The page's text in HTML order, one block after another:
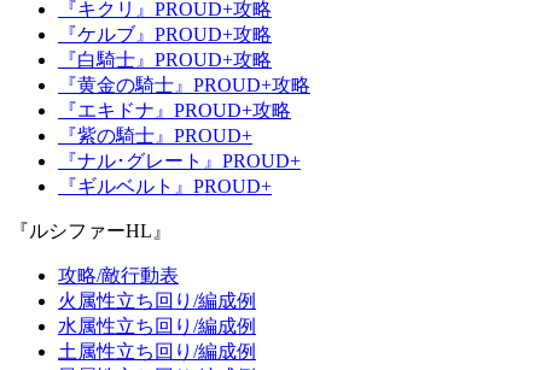
『キクリ』PROUD+攻略
『ケルブ』PROUD+攻略
『白騎士』PROUD+攻略
『黄金の騎士』PROUD+攻略
『エキドナ』PROUD+攻略
『紫の騎士』PROUD+
『ナル･グレート』PROUD+
『ギルベルト』PROUD+
『ルシファーHL』
攻略/敵行動表
火属性立ち回り/編成例
水属性立ち回り/編成例
土属性立ち回り/編成例